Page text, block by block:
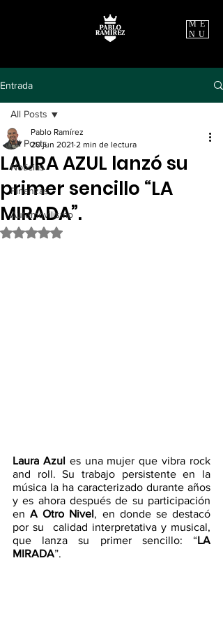
ME
NU
Entrada
All Posts
Noticias
Finanzas
Automovilismo
All Posts
LAURA AZUL lanzó su
primer sencillo “LA
MIRADA”.
Pablo Ramírez
20 jun 2021 2 min de lectura
Obtuvo NaN de 5 estrellas.
Laura Azul es una mujer que vibra rock
and roll. Su trabajo persistente en la
música la ha caracterizado durante años
y es ahora después de su participación
en A Otro Nivel, en donde se destacó
por su  calidad interpretativa y musical,
que lanza su primer sencillo: “LA
MIRADA”.